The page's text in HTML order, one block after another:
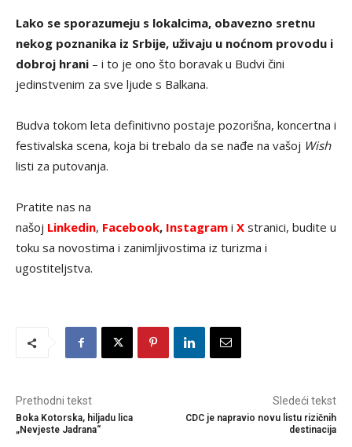
Lako se sporazumeju s lokalcima, obavezno sretnu
nekog poznanika iz Srbije, uživaju u noćnom provodu i
dobroj hrani – i to je ono što boravak u Budvi čini
jedinstvenim za sve ljude s Balkana.
Budva tokom leta definitivno postaje pozorišna, koncertna i
festivalska scena, koja bi trebalo da se nađe na vašoj Wish
listi za putovanja.
Pratite nas na
našoj Linkedin, Facebook, Instagram i X stranici, budite u
toku sa novostima i zanimljivostima iz turizma i
ugostiteljstva.
Prethodni tekst
Boka Kotorska, hiljadu lica
„Nevjeste Jadrana“
Sledeći tekst
CDC je napravio novu listu rizičnih
destinacija